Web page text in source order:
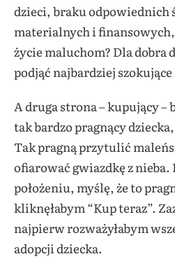
dzieci, braku odpowiednich
materialnych i
życie maluchom? Dla dobra
podjąć najbardziej
A druga strona – kupujący –
tak bardzo pragnący
Tak pragną przytulić
ofiarować gwiazdkę z nieba.
położeniu, myślę, że to
kliknęłabym “Kup teraz”.
najpierw rozważyłabym
adopcji dziecka.